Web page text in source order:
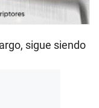
sigue siendo